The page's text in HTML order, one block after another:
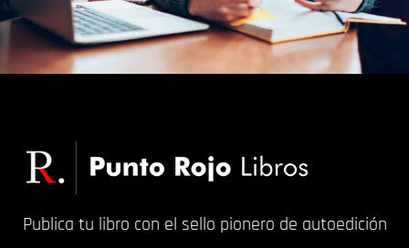
Publica tu libro con el sello pionero de autoedición